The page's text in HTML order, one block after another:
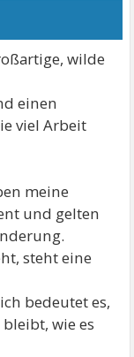
wilde
einen
viel Arbeit
meine
und gelten
steht eine
bedeutet es,
wie es